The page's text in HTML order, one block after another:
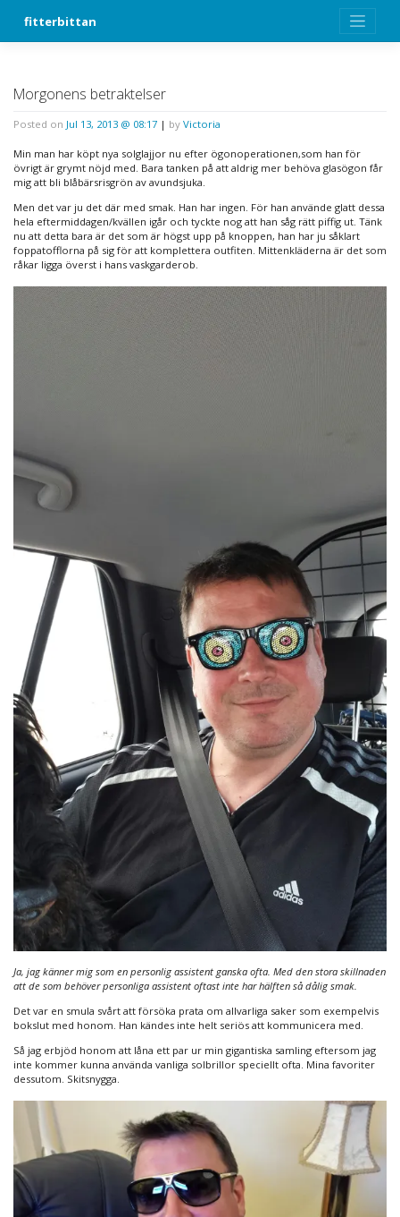
fitterbittan
Morgonens betraktelser
Posted on Jul 13, 2013 @ 08:17 | by Victoria
Min man har köpt nya solglajjor nu efter ögonoperationen,som han för
övrigt är grymt nöjd med. Bara tanken på att aldrig mer behöva glasögon får
mig att bli blåbärsrisgrön av avundsjuka.
Men det var ju det där med smak. Han har ingen. För han använde glatt dessa
hela eftermiddagen/kvällen igår och tyckte nog att han såg rätt piffig ut. Tänk
nu att detta bara är det som är högst upp på knoppen, han har ju såklart
foppatofflorna på sig för att komplettera outfiten. Mittenkläderna är det som
råkar ligga överst i hans vaskgarderob.
Ja, jag känner mig som en personlig assistent ganska ofta. Med den stora skillnaden
att de som behöver personliga assistent oftast inte har hälften så dålig smak.
Det var en smula svårt att försöka prata om allvarliga saker som exempelvis
bokslut med honom. Han kändes inte helt seriös att kommunicera med.
Så jag erbjöd honom att låna ett par ur min gigantiska samling eftersom jag
inte kommer kunna använda vanliga solbrillor speciellt ofta. Mina favoriter
dessutom. Skitsnygga.